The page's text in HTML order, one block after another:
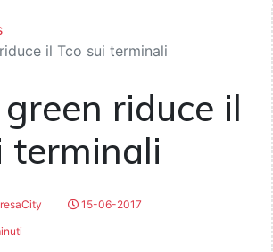
il Tco sui terminali
green riduce il
terminali
15-06-2017